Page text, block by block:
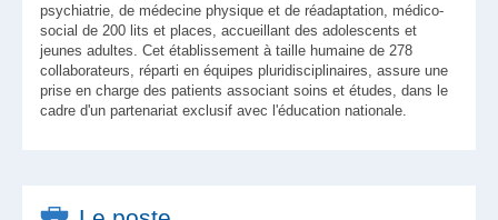
psychiatrie, de médecine physique et de réadaptation, médico-
social de 200 lits et places, accueillant des adolescents et
jeunes adultes. Cet établissement à taille humaine de 278
collaborateurs, réparti en équipes pluridisciplinaires, assure une
prise en charge des patients associant soins et études, dans le
cadre d'un partenariat exclusif avec l'éducation nationale.